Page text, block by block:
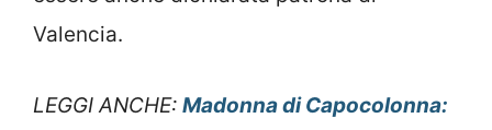
Valencia.
LEGGI ANCHE: Madonna di Capocolonna: